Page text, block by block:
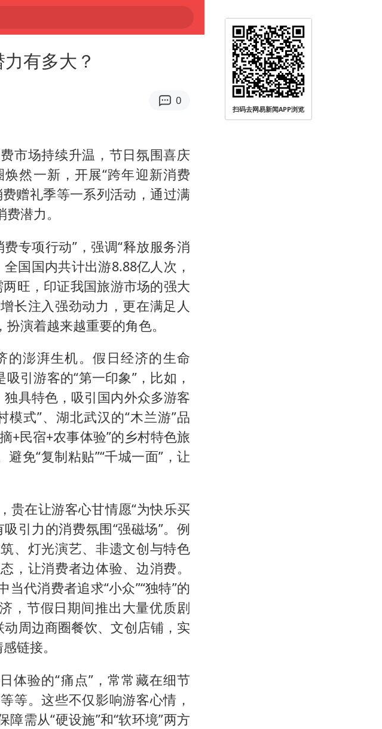
有多大？
0
市场持续升温，节日氛围喜庆
然一新，开展“跨年迎新消费
赠礼季等一系列活动，通过满
潜力。
专项行动”，强调“释放服务消
国国内共计出游8.88亿人次，
旺，印证我国旅游市场的强大
长注入强劲动力，更在满足人
演着越来越重要的角色。
的澎湃生机。假日经济的生命
引游客的“第一印象”，比如，
具特色，吸引国内外众多游客
式”、湖北武汉的“木兰游”品
+民宿+农事体验”的乡村特色旅
免“复制粘贴”“千城一面”，让
贵在让游客心甘情愿“为快乐买
引力的消费氛围“强磁场”。例
、灯光演艺、非遗文创与特色
，让消费者边体验、边消费。
代消费者追求“小众”“独特”的
，节假日期间推出大量优质剧
动周边商圈餐饮、文创店铺，实
链接。
体验的“痛点”，常常藏在细节
等。这些不仅影响游客心情，
需从“硬设施”和“软环境”两方
扫码去网易新闻APP浏览